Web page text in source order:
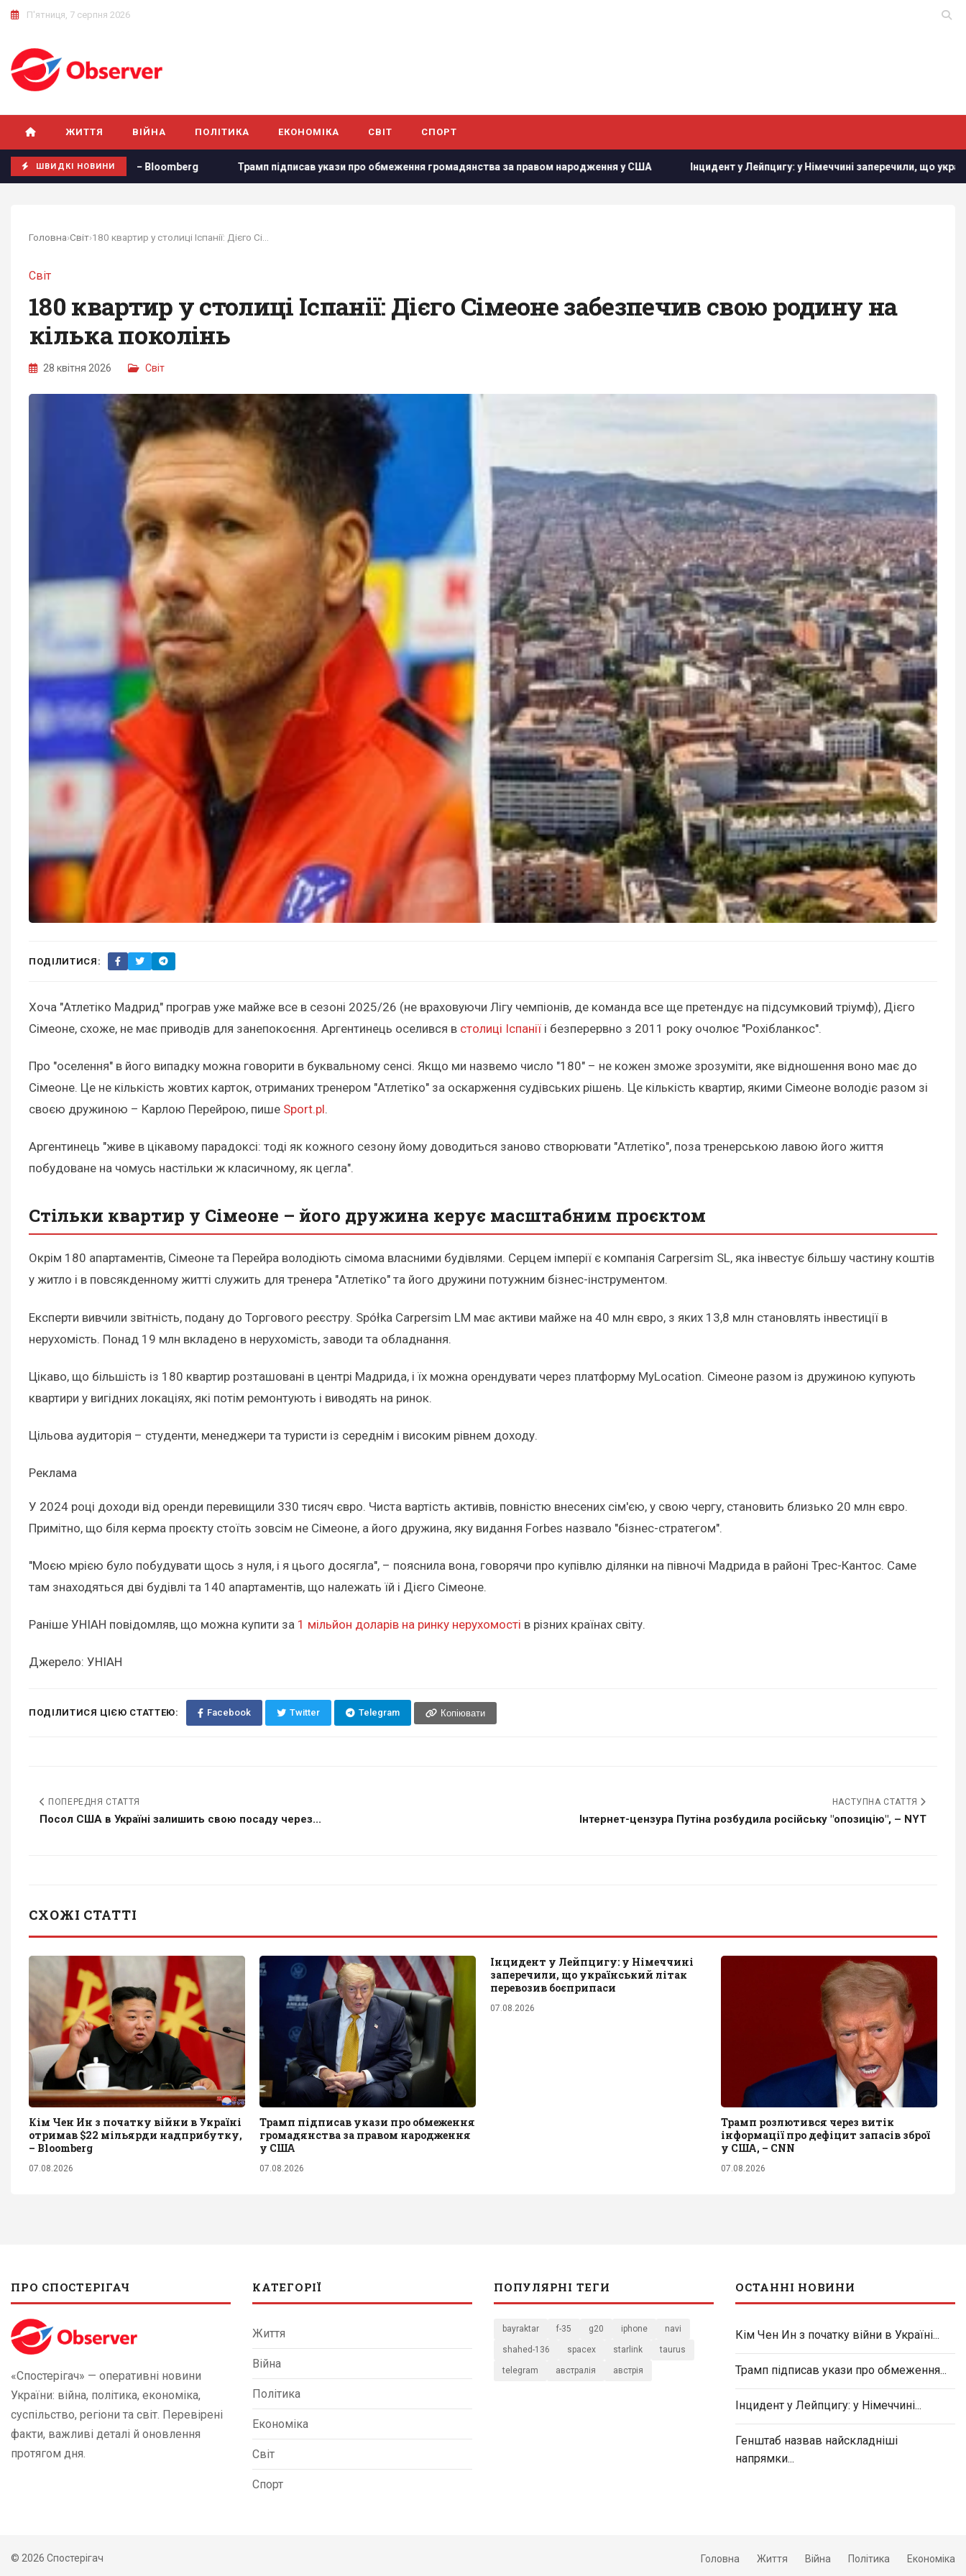
П'ятниця, 7 серпня 2026
ЖИТТЯ ВІЙНА ПОЛІТИКА ЕКОНОМІКА СВІТ СПОРТ
ШВИДКІ НОВИНИ
– Bloomberg Трамп підписав укази про обмеження громадянства за правом народження у США Інцидент у Лейпцигу: у Німеччині заперечили, що український літак
Головна›Світ›
Світ
180 квартир у столиці Іспанії: Дієго Сімеоне забезпечив свою родину на
кілька поколінь
28 квітня 2026 Світ
ПОДІЛИТИСЯ:
Хоча "Атлетіко Мадрид" програв уже майже все в сезоні 2025/26 (не враховуючи Лігу чемпіонів, де команда все ще претендує на підсумковий тріумф), Дієго
Сімеоне, схоже, не має приводів для занепокоєння. Аргентинець оселився в столиці Іспанії і безперервно з 2011 року очолює "Рохібланкос".
Про "оселення" в його випадку можна говорити в буквальному сенсі. Якщо ми назвемо число "180" – не кожен зможе зрозуміти, яке відношення воно має до
Сімеоне. Це не кількість жовтих карток, отриманих тренером "Атлетіко" за оскарження судівських рішень. Це кількість квартир, якими Сімеоне володіє разом зі
своєю дружиною – Карлою Перейрою, пише Sport.pl.
Аргентинець "живе в цікавому парадоксі: тоді як кожного сезону йому доводиться заново створювати "Атлетіко", поза тренерською лавою його життя
побудоване на чомусь настільки ж класичному, як цегла".
Стільки квартир у Сімеоне – його дружина керує масштабним проєктом
Окрім 180 апартаментів, Сімеоне та Перейра володіють сімома власними будівлями. Серцем імперії є компанія Carpersim SL, яка інвестує більшу частину коштів
у житло і в повсякденному житті служить для тренера "Атлетіко" та його дружини потужним бізнес-інструментом.
Експерти вивчили звітність, подану до Торгового реєстру. Spółka Carpersim LM має активи майже на 40 млн євро, з яких 13,8 млн становлять інвестиції в
нерухомість. Понад 19 млн вкладено в нерухомість, заводи та обладнання.
Цікаво, що більшість із 180 квартир розташовані в центрі Мадрида, і їх можна орендувати через платформу MyLocation. Сімеоне разом із дружиною купують
квартири у вигідних локаціях, які потім ремонтують і виводять на ринок.
Цільова аудиторія – студенти, менеджери та туристи із середнім і високим рівнем доходу.
Реклама
У 2024 році доходи від оренди перевищили 330 тисяч євро. Чиста вартість активів, повністю внесених сім'єю, у свою чергу, становить близько 20 млн євро.
Примітно, що біля керма проєкту стоїть зовсім не Сімеоне, а його дружина, яку видання Forbes назвало "бізнес-стратегом".
"Моєю мрією було побудувати щось з нуля, і я цього досягла", – пояснила вона, говорячи про купівлю ділянки на півночі Мадрида в районі Трес-Кантос. Саме
там знаходяться дві будівлі та 140 апартаментів, що належать їй і Дієго Сімеоне.
Раніше УНІАН повідомляв, що можна купити за 1 мільйон доларів на ринку нерухомості в різних країнах світу.
Джерело: УНІАН
ПОДІЛИТИСЯ ЦІЄЮ СТАТТЕЮ: Facebook Twitter Telegram Копіювати
ПОПЕРЕДНЯ СТАТТЯ
Посол США в Україні залишить свою посаду через...
НАСТУПНА СТАТТЯ
Інтернет-цензура Путіна розбудила російську "опозицію", – NYT
СХОЖІ СТАТТІ
Кім Чен Ин з початку війни в Україні
отримав $22 мільярди надприбутку,
– Bloomberg
07.08.2026
Трамп підписав укази про обмеження
громадянства за правом народження
у США
07.08.2026
Інцидент у Лейпцигу: у Німеччині
заперечили, що український літак
перевозив боєприпаси
07.08.2026
Трамп розлютився через витік
інформації про дефіцит запасів зброї
у США, – CNN
07.08.2026
ПРО СПОСТЕРІГАЧ
«Спостерігач» — оперативні новини
України: війна, політика, економіка,
суспільство, регіони та світ. Перевірені
факти, важливі деталі й оновлення
протягом дня.
КАТЕГОРІЇ
Життя
Війна
Політика
Економіка
Світ
Спорт
ПОПУЛЯРНІ ТЕГИ
bayraktar f-35 g20 iphone navi
shahed-136 spacex starlink taurus
telegram австралія австрія
ОСТАННІ НОВИНИ
Кім Чен Ин з початку війни в Україні...
Трамп підписав укази про обмеження...
Інцидент у Лейпцигу: у Німеччині...
Генштаб назвав найскладніші
напрямки...
© 2026 Спостерігач Головна Життя Війна Політика Економіка